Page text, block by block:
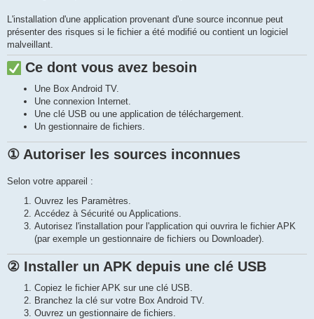
L'installation d'une application provenant d'une source inconnue peut
présenter des risques si le fichier a été modifié ou contient un logiciel
malveillant.
Ce dont vous avez besoin
Une Box Android TV.
Une connexion Internet.
Une clé USB ou une application de téléchargement.
Un gestionnaire de fichiers.
① Autoriser les sources inconnues
Selon votre appareil :
Ouvrez les Paramètres.
Accédez à Sécurité ou Applications.
Autorisez l'installation pour l'application qui ouvrira le fichier APK
(par exemple un gestionnaire de fichiers ou Downloader).
② Installer un APK depuis une clé USB
Copiez le fichier APK sur une clé USB.
Branchez la clé sur votre Box Android TV.
Ouvrez un gestionnaire de fichiers.